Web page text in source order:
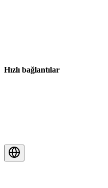
Hızlı bağlantılar